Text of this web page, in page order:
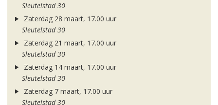
Sleutelstad 30
Zaterdag 28 maart, 17.00 uur
Sleutelstad 30
Zaterdag 21 maart, 17.00 uur
Sleutelstad 30
Zaterdag 14 maart, 17.00 uur
Sleutelstad 30
Zaterdag 7 maart, 17.00 uur
Sleutelstad 30